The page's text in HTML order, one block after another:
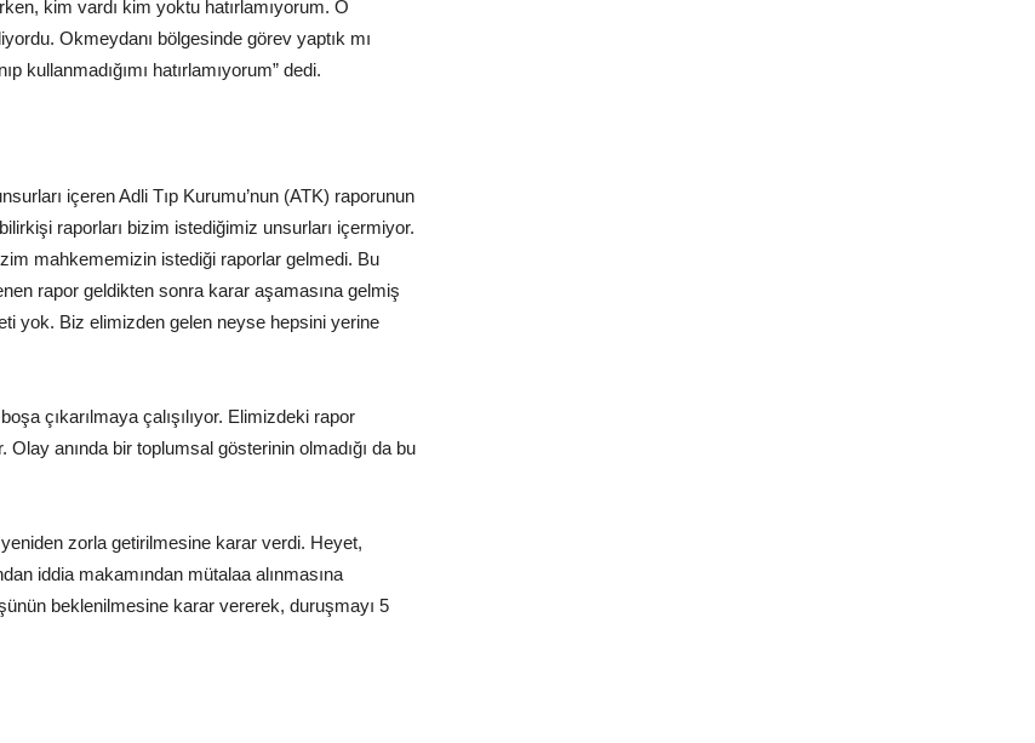
kim vardı kim yoktu hatırlamıyorum. O
Okmeydanı bölgesinde görev yaptık mı
kullanmadığımı hatırlamıyorum” dedi.
içeren Adli Tıp Kurumu’nun (ATK) raporunun
raporları bizim istediğimiz unsurları içermiyor.
mahkememizin istediği raporlar gelmedi. Bu
rapor geldikten sonra karar aşamasına gelmiş
yok. Biz elimizden gelen neyse hepsini yerine
çıkarılmaya çalışılıyor. Elimizdeki rapor
anında bir toplumsal gösterinin olmadığı da bu
zorla getirilmesine karar verdi. Heyet,
iddia makamından mütalaa alınmasına
beklenilmesine karar vererek, duruşmayı 5